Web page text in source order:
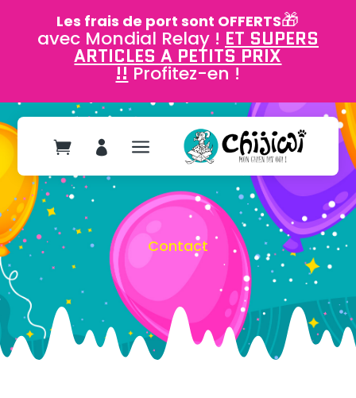
Les frais de port sont OFFERTS🎁
avec Mondial Relay ! ET SUPERS
ARTICLES A PETITS PRIX
!!Profitez-en !
  a
Contact